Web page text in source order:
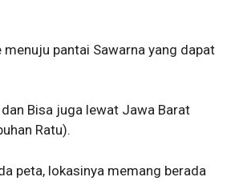
menuju pantai Sawarna yang dapat
Bisa juga lewat Jawa Barat
Ratu).
peta, lokasinya memang berada